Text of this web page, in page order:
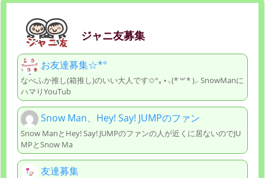
ジャニ友募集
お友達募集☆*°
なべふか推し(箱推し)のいい大人です✩°｡⋆⸜(*˙꒳˙* )⸝ SnowManに
ハマりYouTub
Snow Man、Hey! Say! JUMPのファン
Snow ManとHey! Say! JUMPのファンの人が近くに居ないのでJU
MPとSnow Ma
友達募集